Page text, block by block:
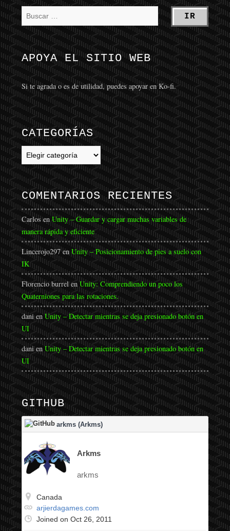
APOYA EL SITIO WEB
Si te agrada o es de utilidad, puedes apoyar en Ko-fi.
CATEGORÍAS
Categorías
COMENTARIOS RECIENTES
CarlosenUnity – Guardar y cargar muchas variables de
manera rápida y eficiente
Lincerojo297enUnity – Posicionamiento de pies a suelo con
IK
Florencio burrelenUnity: Comprendiendo un poco los
Quaterniones para las rotaciones.
danienUnity – Detectar mientras se deja presionado botón en
UI
danienUnity – Detectar mientras se deja presionado botón en
UI
GITHUB
arkms (Arkms)
Arkms
arkms
Canada
arjierdagames.com
Joined on Oct 26, 2011